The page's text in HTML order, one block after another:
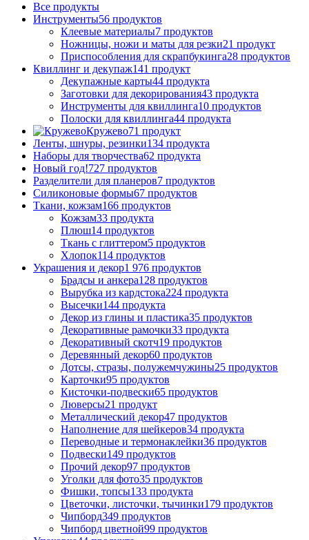
Все продукты
Инструменты56 продуктов
Клеевые материалы7 продуктов
Ножницы, ножи и маты для резки21 продукт
Приспособления для скрапбукинга28 продуктов
Квиллинг и декупаж141 продукт
Декупажные карты44 продукта
Заготовки для декорирования43 продукта
Инструменты для квиллинга10 продуктов
Полоски для квиллинга44 продукта
Кружево71 продукт
Ленты, шнуры, резинки134 продукта
Наборы для творчества62 продукта
Новый год!727 продуктов
Разделители для планеров7 продуктов
Силиконовые формы67 продуктов
Ткани, кожзам166 продуктов
Кожзам33 продукта
Плюш14 продуктов
Ткань с глиттером5 продуктов
Хлопок114 продуктов
Украшения и декор1 976 продуктов
Брадсы и анкера128 продуктов
Вырубка из кардстока224 продукта
Высечки144 продукта
Декор из глины и пластика35 продуктов
Декоративные рамочки33 продукта
Декоративный скотч19 продуктов
Деревянный декор60 продуктов
Дотсы, стразы, полужемчужины25 продуктов
Карточки95 продуктов
Кисточки-подвески65 продуктов
Люверсы21 продукт
Металлический декор47 продуктов
Наполнение для шейкеров34 продукта
Переводные и термонаклейки36 продуктов
Подвески149 продуктов
Прочий декор97 продуктов
Уголки для фото35 продуктов
Фишки, топсы133 продукта
Цветочки, листочки, тычинки179 продуктов
Чипборд349 продуктов
Чипборд цветной99 продуктов